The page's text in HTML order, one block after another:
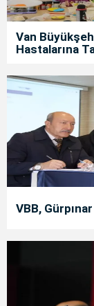
Van
Hastalarına
VBB,